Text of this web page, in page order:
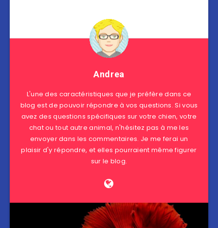
Andrea
L'une des caractéristiques que je préfère dans ce
blog est de pouvoir répondre à vos questions. Si vous
avez des questions spécifiques sur votre chien, votre
chat ou tout autre animal, n'hésitez pas à me les
envoyer dans les commentaires. Je me ferai un
plaisir d'y répondre, et elles pourraient même figurer
sur le blog.